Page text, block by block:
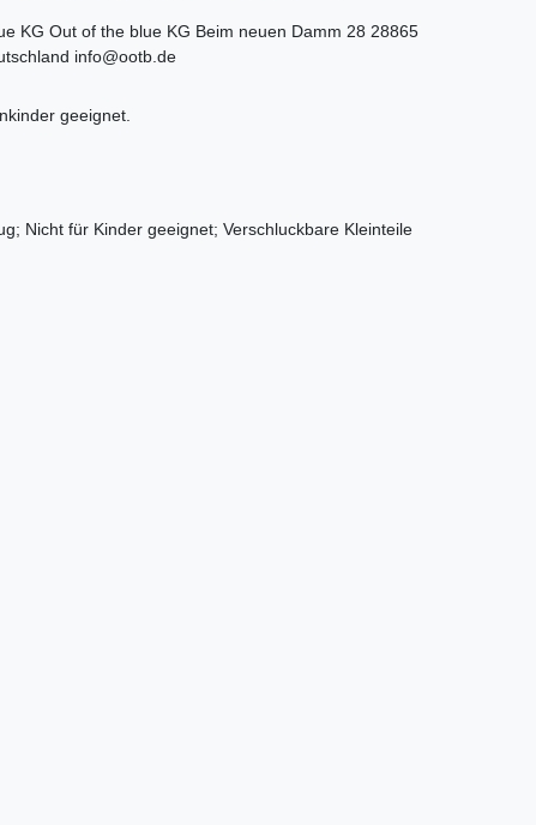
KG Out of the blue KG Beim neuen Damm 28 28865
info@ootb.de
geeignet.
Nicht für Kinder geeignet; Verschluckbare Kleinteile